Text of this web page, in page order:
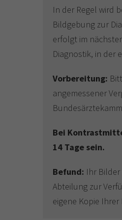
In der Regel wird
Bildgebung zur
erfolgt im
Diagnostik, in der
Vorbereitung:
angemessener
Bei
14 Tage sein.
Befund: Ihr
Abteilung zur
eigene Kopie